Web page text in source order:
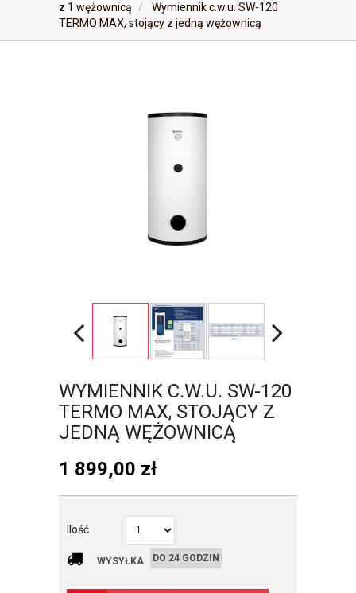
z 1 wężownicą
Wymiennik c.w.u. SW-120
TERMO MAX, stojący z jedną wężownicą
WYMIENNIK C.W.U. SW-120
TERMO MAX, STOJĄCY Z
JEDNĄ WĘŻOWNICĄ
1 899,00 zł
Ilość
WYSYŁKA DO 24 GODZIN